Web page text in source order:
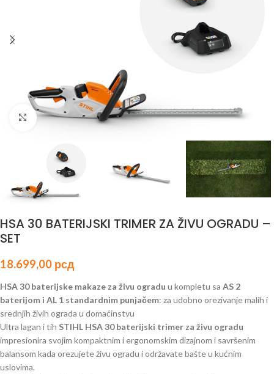
Click to enlarge
HSA 30 BATERIJSKI TRIMER ZA ŽIVU OGRADU –
SET
18.699,00 рсд
HSA 30 baterijske makaze za živu ogradu u kompletu sa AS 2
baterijom i AL 1 standardnim punjačem: za udobno orezivanje malih i
srednjih živih ograda u domaćinstvu
Ultra lagan i tih STIHL HSA 30 baterijski trimer za živu ogradu
impresionira svojim kompaktnim i ergonomskim dizajnom i savršenim
balansom kada orezujete živu ogradu i održavate bašte u kućnim
uslovima.